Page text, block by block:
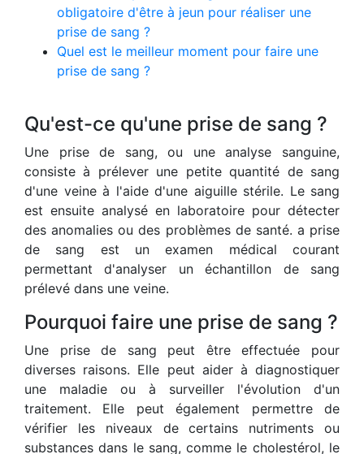
obligatoire d'être à jeun pour réaliser une
prise de sang ?
Quel est le meilleur moment pour faire une
prise de sang ?
Qu'est-ce qu'une prise de sang ?
Une prise de sang, ou une analyse sanguine,
consiste à prélever une petite quantité de sang
d'une veine à l'aide d'une aiguille stérile. Le sang
est ensuite analysé en laboratoire pour détecter
des anomalies ou des problèmes de santé. a prise
de sang est un examen médical courant
permettant d'analyser un échantillon de sang
prélevé dans une veine.
Pourquoi faire une prise de sang ?
Une prise de sang peut être effectuée pour
diverses raisons. Elle peut aider à diagnostiquer
une maladie ou à surveiller l'évolution d'un
traitement. Elle peut également permettre de
vérifier les niveaux de certains nutriments ou
substances dans le sang, comme le cholestérol, le